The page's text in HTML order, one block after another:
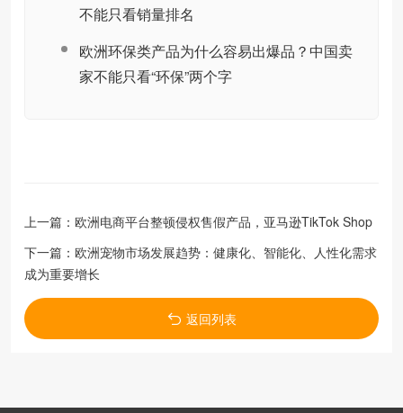
不能只看销量排名
欧洲环保类产品为什么容易出爆品？中国卖
家不能只看“环保”两个字
上一篇： 欧洲电商平台整顿侵权售假产品，亚马逊TikTok Shop
下一篇： 欧洲宠物市场发展趋势：健康化、智能化、人性化需求
成为重要增长
返回列表